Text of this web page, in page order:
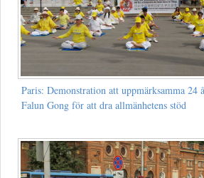
Paris: Demonstration att uppmärksamma 24
Falun Gong för att dra allmänhetens stöd